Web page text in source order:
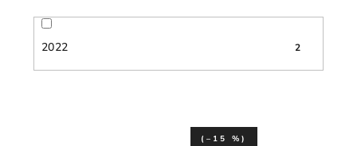
2022 2
(–15 %)